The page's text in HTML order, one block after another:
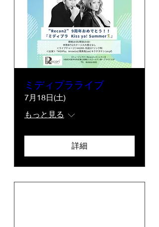
ミディプラライブ
7月18日(土)
もっと見る
詳細